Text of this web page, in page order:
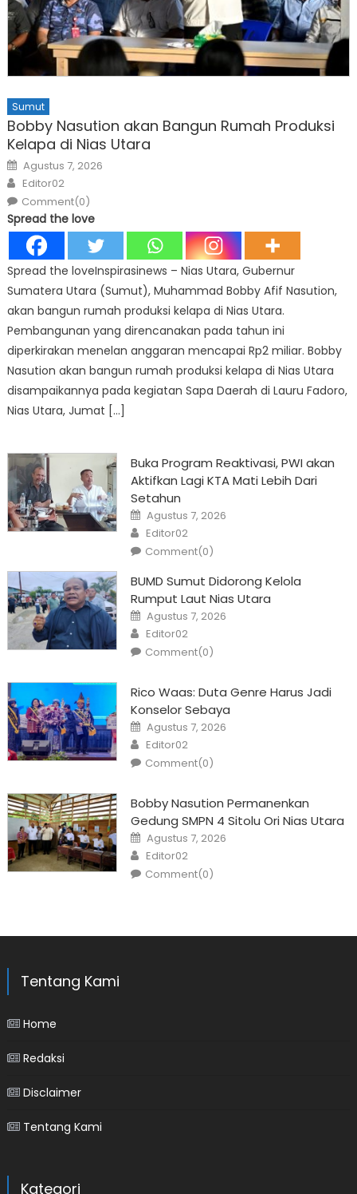
Sumut
Bobby Nasution akan Bangun Rumah Produksi
Kelapa di Nias Utara
Posted
on
Agustus 7, 2026
Author
Editor02
Comment(0)
Spread the love
Spread the loveInspirasinews – Nias Utara, Gubernur
Sumatera Utara (Sumut), Muhammad Bobby Afif Nasution,
akan bangun rumah produksi kelapa di Nias Utara.
Pembangunan yang direncanakan pada tahun ini
diperkirakan menelan anggaran mencapai Rp2 miliar. Bobby
Nasution akan bangun rumah produksi kelapa di Nias Utara
disampaikannya pada kegiatan Sapa Daerah di Lauru Fadoro,
Nias Utara, Jumat […]
Buka Program Reaktivasi, PWI akan
Aktifkan Lagi KTA Mati Lebih Dari
Setahun
Posted
on
Agustus 7, 2026
Author
Editor02
Comment(0)
BUMD Sumut Didorong Kelola
Rumput Laut Nias Utara
Posted
on
Agustus 7, 2026
Author
Editor02
Comment(0)
Rico Waas: Duta Genre Harus Jadi
Konselor Sebaya
Posted
on
Agustus 7, 2026
Author
Editor02
Comment(0)
Bobby Nasution Permanenkan
Gedung SMPN 4 Sitolu Ori Nias Utara
Posted
on
Agustus 7, 2026
Author
Editor02
Comment(0)
Tentang Kami
Home
Redaksi
Disclaimer
Tentang Kami
Kategori